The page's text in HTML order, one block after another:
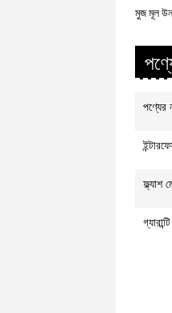
মুজ মূল
পণ্যের
ফ্ল্যাশ
গ্যারান্টি